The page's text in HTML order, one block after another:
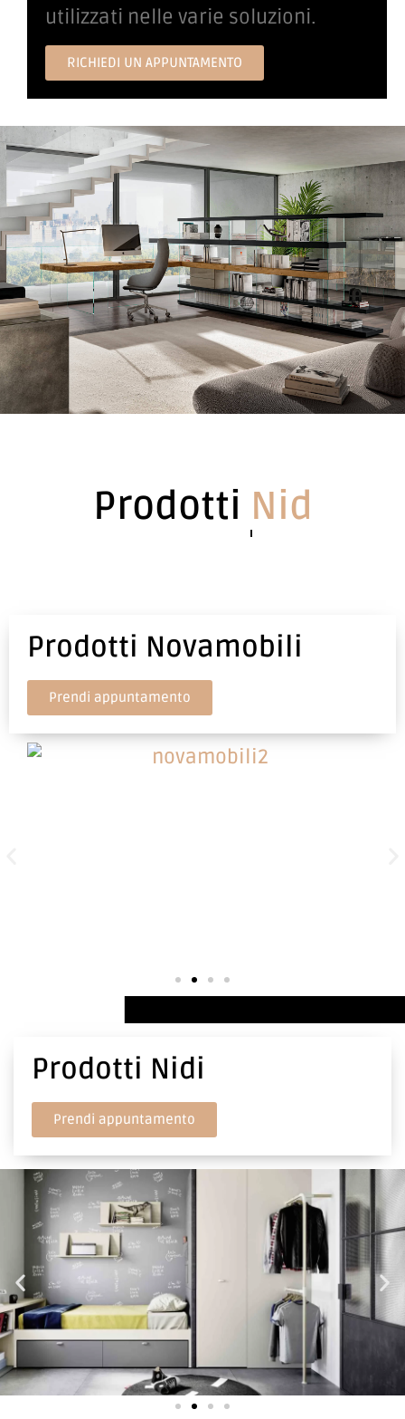
utilizzati nelle varie soluzioni.
RICHIEDI UN APPUNTAMENTO
Prodotti Nidi
Prodotti Novamobili
Prendi appuntamento
Prodotti Nidi
Prendi appuntamento